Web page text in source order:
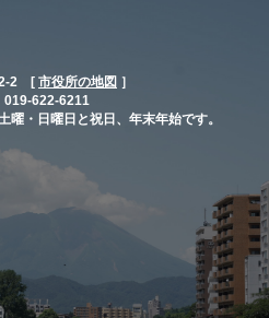
2 [ 市役所の地図 ］
622-6211
・日曜日と祝日、年末年始です。